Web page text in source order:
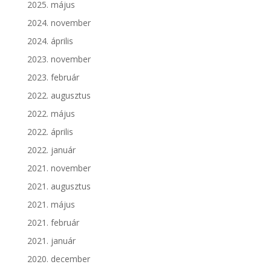
2025. május
2024. november
2024. április
2023. november
2023. február
2022. augusztus
2022. május
2022. április
2022. január
2021. november
2021. augusztus
2021. május
2021. február
2021. január
2020. december